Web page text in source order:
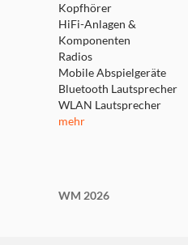
Kopfhörer
HiFi-Anlagen &
Komponenten
Radios
Mobile Abspielgeräte
Bluetooth Lautsprecher
WLAN Lautsprecher
mehr
WM 2026